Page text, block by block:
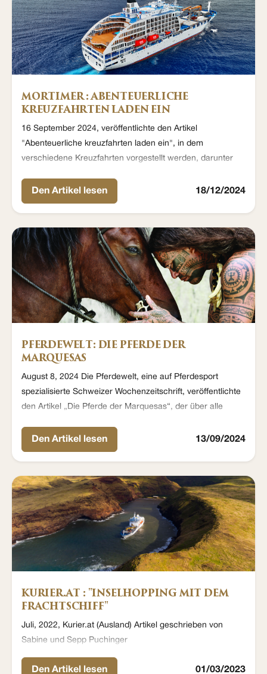
MORTIMER : ABENTEUERLICHE
KREUZFAHRTEN LADEN EIN
16 September 2024, veröffentlichte den Artikel
"Abenteuerliche kreuzfahrten laden ein", in dem
verschiedene Kreuzfahrten vorgestellt werden, darunter
geschrieben von Susann Timmann.
Den Artikel lesen 18/12/2024
PFERDEWELT: DIE PFERDE DER
MARQUESAS
August 8, 2024 Die Pferdewelt, eine auf Pferdesport
spezialisierte Schweizer Wochenzeitschrift, veröffentlichte
den Artikel „Die Pferde der Marquesas“, der über alle
von Sandra Leibacher.
Den Artikel lesen 13/09/2024
KURIER.AT : "INSELHOPPING MIT DEM
FRACHTSCHIFF"
Juli, 2022, Kurier.at (Ausland) Artikel geschrieben von
Sabine und Sepp Puchinger
Den Artikel lesen 01/03/2023